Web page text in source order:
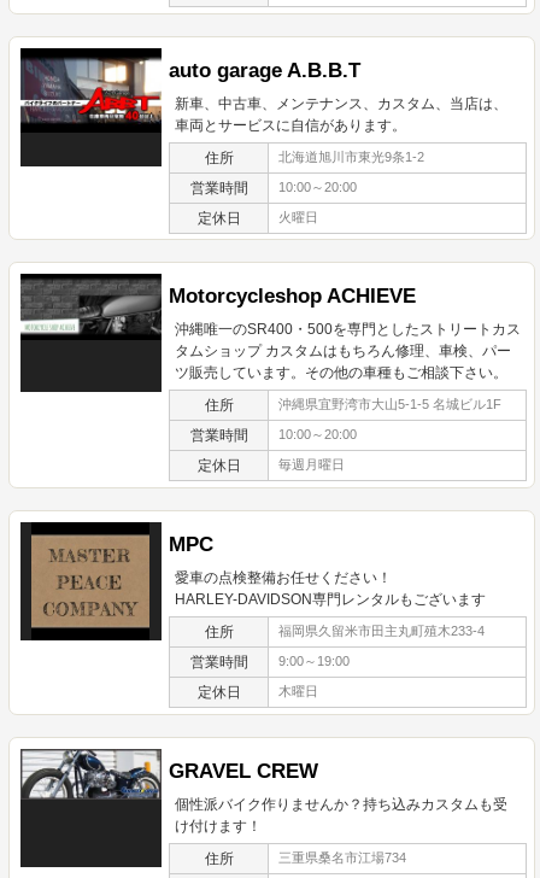
auto garage A.B.B.T
新車、中古車、メンテナンス、カスタム、当店は、
車両とサービスに自信があります。
住所 北海道旭川市東光9条1-2
営業時間 10:00～20:00
定休日 火曜日
Motorcycleshop ACHIEVE
沖縄唯一のSR400・500を専門としたストリートカス
タムショップ カスタムはもちろん修理、車検、パー
ツ販売しています。その他の車種もご相談下さい。
住所 沖縄県宜野湾市大山5-1-5 名城ビル1F
営業時間 10:00～20:00
定休日 毎週月曜日
MPC
愛車の点検整備お任せください！
HARLEY-DAVIDSON専門レンタルもございます
住所 福岡県久留米市田主丸町殖木233-4
営業時間 9:00～19:00
定休日 木曜日
GRAVEL CREW
個性派バイク作りませんか？持ち込みカスタムも受
け付けます！
住所 三重県桑名市江場734